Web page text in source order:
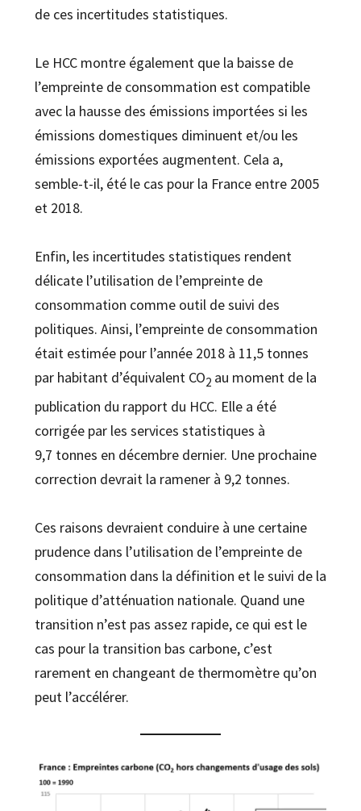
de ces incertitudes statistiques.
Le HCC montre également que la baisse de
l’empreinte de consommation est compatible
avec la hausse des émissions importées si les
émissions domestiques diminuent et/ou les
émissions exportées augmentent. Cela a,
semble-t-il, été le cas pour la France entre 2005
et 2018.
Enfin, les incertitudes statistiques rendent
délicate l’utilisation de l’empreinte de
consommation comme outil de suivi des
politiques. Ainsi, l’empreinte de consommation
était estimée pour l’année 2018 à 11,5 tonnes
par habitant d’équivalent CO2au moment de la
publication du rapport du HCC. Elle a été
corrigée par les services statistiques à
9,7 tonnes en décembre dernier. Une prochaine
correction devrait la ramener à 9,2 tonnes.
Ces raisons devraient conduire à une certaine
prudence dans l’utilisation de l’empreinte de
consommation dans la définition et le suivi de la
politique d’atténuation nationale. Quand une
transition n’est pas assez rapide, ce qui est le
cas pour la transition bas carbone, c’est
rarement en changeant de thermomètre qu’on
peut l’accélérer.